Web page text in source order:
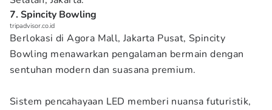
7. Spincity Bowling
tripadvisor.co.id
Berlokasi di Agora Mall, Jakarta Pusat, Spincity
Bowling menawarkan pengalaman bermain dengan
sentuhan modern dan suasana premium.
Sistem pencahayaan LED memberi nuansa futuristik,